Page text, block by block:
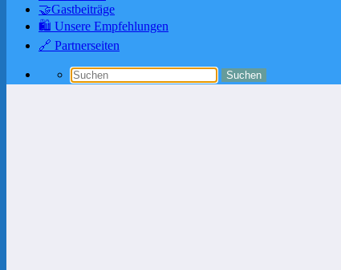
🤝Gastbeiträge
🛍️ Unsere Empfehlungen
🔗 Partnerseiten